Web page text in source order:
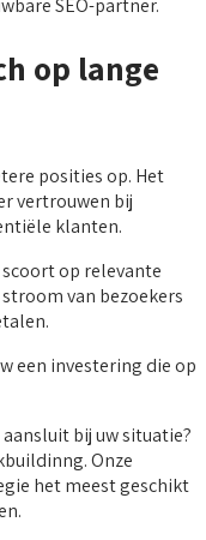
SEO-partner.
op lange
posities op. Het
vertrouwen bij
klanten.
op relevante
van bezoekers
een investering die op
bij uw situatie?
Onze
het meest geschikt